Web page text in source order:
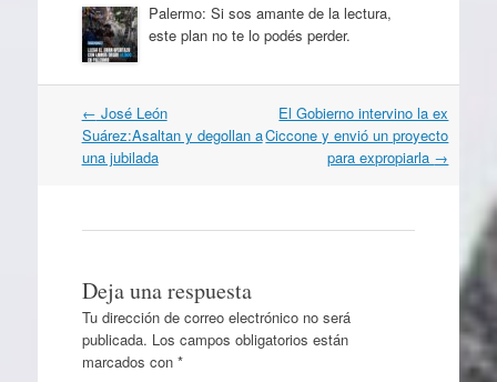
Palermo: Si sos amante de la lectura,
este plan no te lo podés perder.
Navegación
por
artículos
← José León
Suárez:Asaltan y degollan a
una jubilada
El Gobierno intervino la ex
Ciccone y envió un proyecto
para expropiarla →
Deja una respuesta
Tu dirección de correo electrónico no será
publicada. Los campos obligatorios están
marcados con *